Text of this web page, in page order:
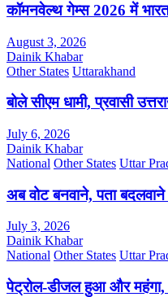
कॉमनवेल्थ गेम्स 2026 में
August 3, 2026
Dainik Khabar
Other States Uttarakhand
बोले सीएम धामी, प्रवासी
July 6, 2026
Dainik Khabar
National Other States Uttar
अब वोट बनवाने, पता बदलवाने
July 3, 2026
Dainik Khabar
National Other States Uttar
पेट्रोल-डीजल हुआ और महंगा,